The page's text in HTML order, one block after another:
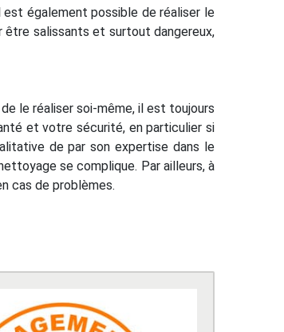
est également possible de réaliser le
être salissants et surtout dangereux,
le réaliser soi-même, il est toujours
et votre sécurité, en particulier si
de par son expertise dans le
se complique. Par ailleurs, à
cas de problèmes.